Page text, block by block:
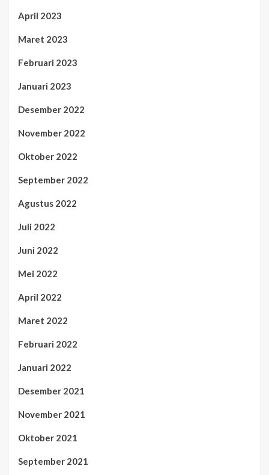
April 2023
Maret 2023
Februari 2023
Januari 2023
Desember 2022
November 2022
Oktober 2022
September 2022
Agustus 2022
Juli 2022
Juni 2022
Mei 2022
April 2022
Maret 2022
Februari 2022
Januari 2022
Desember 2021
November 2021
Oktober 2021
September 2021